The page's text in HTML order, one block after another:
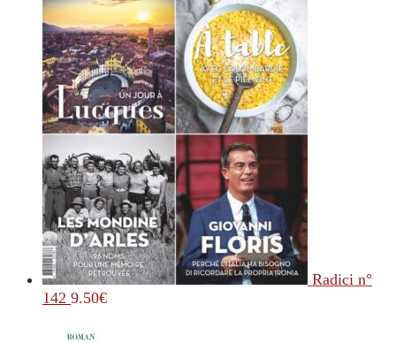
Radici n°
142 9.50€